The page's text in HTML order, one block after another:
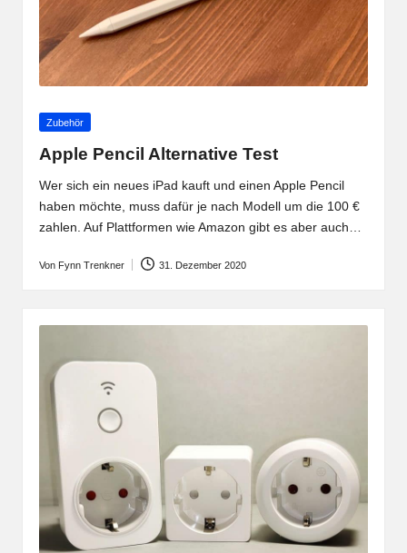
Posted
Zubehör
Apple Pencil Alternative Test
Wer sich ein neues iPad kauft und einen Apple Pencil
haben möchte, muss dafür je nach Modell um die 100 €
zahlen. Auf Plattformen wie Amazon gibt es aber auch…
Posted
Von Fynn Trenkner 31. Dezember 2020